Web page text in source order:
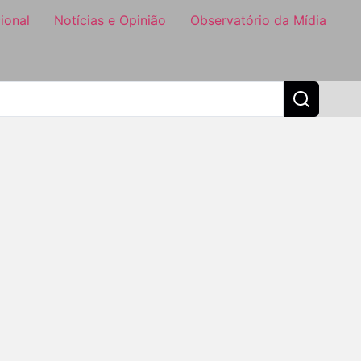
Notícias e Opinião Observatório da Mídia